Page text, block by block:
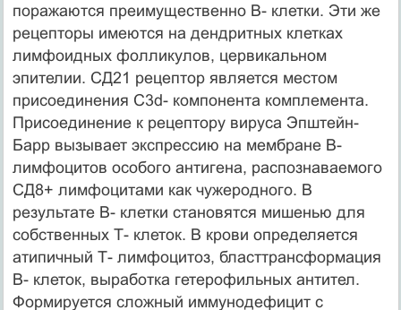
поражаются преимущественно В- клетки. Эти же
рецепторы имеются на дендритных клетках
лимфоидных фолликулов, цервикальном
эпителии. СД21 рецептор является местом
присоединения С3d- компонента комплемента.
Присоединение к рецептору вируса Эпштейн-
Барр вызывает экспрессию на мембране В-
лимфоцитов особого антигена, распознаваемого
СД8+ лимфоцитами как чужеродного. В
результате В- клетки становятся мишенью для
собственных Т- клеток. В крови определяется
атипичный Т- лимфоцитоз, бласттрансформация
В- клеток, выработка гетерофильных антител.
Формируется сложный иммунодефицит с